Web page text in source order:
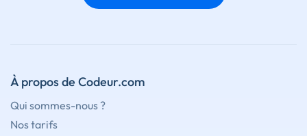
À propos de Codeur.com
Qui sommes-nous ?
Nos tarifs